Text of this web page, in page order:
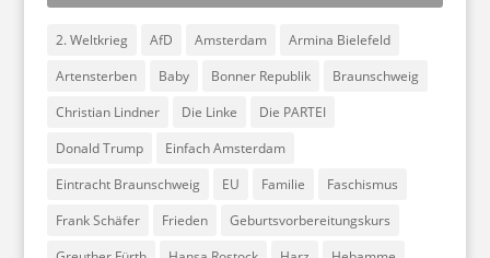
2. Weltkrieg AfD Amsterdam
Armina Bielefeld
Artensterben
Baby Bonner Republik
Braunschweig
Christian Lindner
Die Linke
Die PARTEI
Donald Trump
Einfach Amsterdam
Eintracht Braunschweig
EU Familie
Faschismus
Frank Schäfer
Frieden
Geburtsvorbereitungskurs